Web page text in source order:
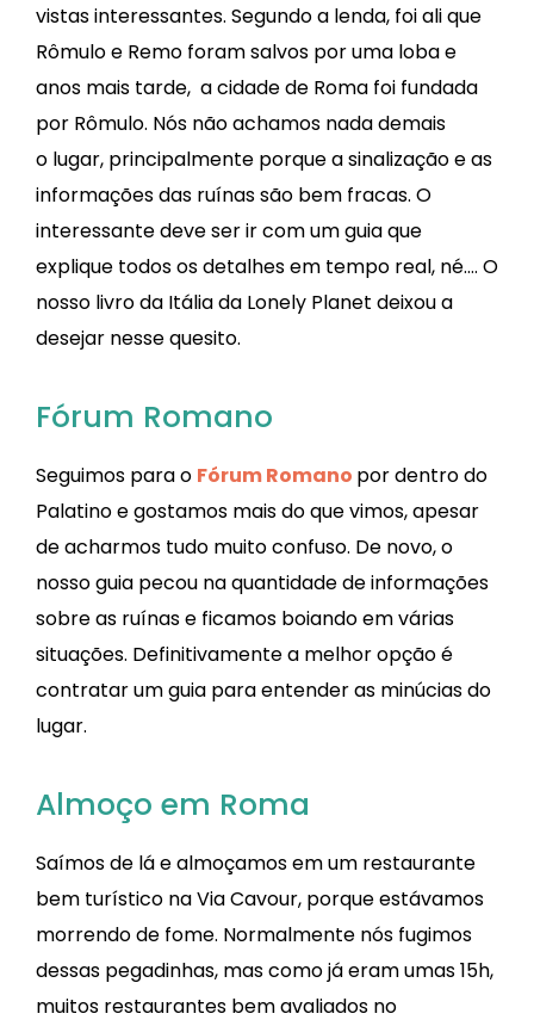
vistas interessantes. Segundo a lenda, foi ali que
Rômulo e Remo foram salvos por uma loba e
anos mais tarde, a cidade de Roma foi fundada
por Rômulo. Nós não achamos nada demais
o lugar, principalmente porque a sinalização e as
informações das ruínas são bem fracas. O
interessante deve ser ir com um guia que
explique todos os detalhes em tempo real, né…. O
nosso livro da Itália da Lonely Planet deixou a
desejar nesse quesito.
Fórum Romano
Seguimos para o Fórum Romano por dentro do
Palatino e gostamos mais do que vimos, apesar
de acharmos tudo muito confuso. De novo, o
nosso guia pecou na quantidade de informações
sobre as ruínas e ficamos boiando em várias
situações. Definitivamente a melhor opção é
contratar um guia para entender as minúcias do
lugar.
Almoço em Roma
Saímos de lá e almoçamos em um restaurante
bem turístico na Via Cavour, porque estávamos
morrendo de fome. Normalmente nós fugimos
dessas pegadinhas, mas como já eram umas 15h,
muitos restaurantes bem avaliados no